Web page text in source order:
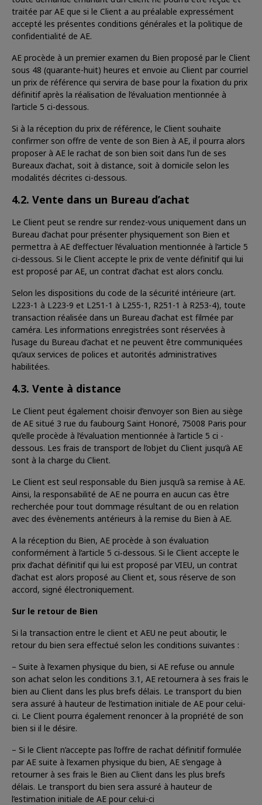
traitée par AE que si le Client a au préalable expressément
accepté les présentes conditions générales et la politique de
confidentialité de AE.
AE procède à un premier examen du Bien proposé par le Client
sous 48 (quarante-huit) heures et envoie au Client par courriel
un prix de référence qui servira de base pour la fixation du prix
définitif après la réalisation de l’évaluation mentionnée à
l’article 5 ci-dessous.
Si à la réception du prix de référence, le Client souhaite
confirmer son offre de vente de son Bien à AE, il pourra alors
proposer à AE le rachat de son bien soit dans l’un de ses
Bureaux d’achat, soit à distance, soit à domicile selon les
modalités décrites ci-dessous.
4.2. Vente dans un Bureau d’achat
Le Client peut se rendre sur rendez-vous uniquement dans un
Bureau d’achat pour présenter physiquement son Bien et
permettra à AE d’effectuer l’évaluation mentionnée à l’article 5
ci-dessous. Si le Client accepte le prix de vente définitif qui lui
est proposé par AE, un contrat d’achat est alors conclu.
Selon les dispositions du code de la sécurité intérieure (art.
L223-1 à L223-9 et L251-1 à L255-1, R251-1 à R253-4), toute
transaction réalisée dans un Bureau d’achat est filmée par
caméra. Les informations enregistrées sont réservées à
l’usage du Bureau d’achat et ne peuvent être communiquées
qu’aux services de polices et autorités administratives
habilitées.
4.3. Vente à distance
Le Client peut également choisir d’envoyer son Bien au siège
de AE situé 3 rue du faubourg Saint Honoré, 75008 Paris pour
qu’elle procède à l’évaluation mentionnée à l’article 5 ci -
dessous. Les frais de transport de l’objet du Client jusqu’à AE
sont à la charge du Client.
Le Client est seul responsable du Bien jusqu’à sa remise à AE.
Ainsi, la responsabilité de AE ne pourra en aucun cas être
recherchée pour tout dommage résultant de ou en relation
avec des évènements antérieurs à la remise du Bien à AE.
A la réception du Bien, AE procède à son évaluation
conformément à l’article 5 ci‐dessous. Si le Client accepte le
prix d’achat définitif qui lui est proposé par VIEU, un contrat
d’achat est alors proposé au Client et, sous réserve de son
accord, signé électroniquement.
Sur le retour de Bien
Si la transaction entre le client et AEU ne peut aboutir, le
retour du bien sera effectué selon les conditions suivantes :
– Suite à l’examen physique du bien, si AE refuse ou annule
son achat selon les conditions 3.1, AE retournera à ses frais le
bien au Client dans les plus brefs délais. Le transport du bien
sera assuré à hauteur de l’estimation initiale de AE pour celui-
ci. Le Client pourra également renoncer à la propriété de son
bien si il le désire.
– Si le Client n’accepte pas l’offre de rachat définitif formulée
par AE suite à l’examen physique du bien, AE s’engage à
retourner à ses frais le Bien au Client dans les plus brefs
délais. Le transport du bien sera assuré à hauteur de
l’estimation initiale de AE pour celui-ci